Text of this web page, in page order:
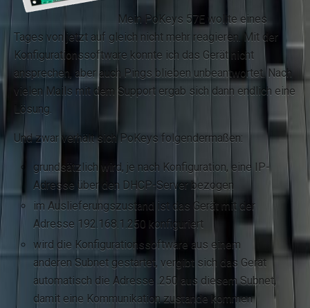
Mein PoKeys 57E wollte eines
Tages von jetzt auf gleich nicht mehr reagieren. Mit der
Konfigurationssoftware konnte ich das Gerät nicht
ansprechen, aber auch Pings blieben unbeantwortet. Nach
vielen Mails mit dem Support ergab sich dann endlich eine
Lösung.
Und zwar verhält sich PoKeys folgendermaßen:
grundsätzlich wird, je nach Konfiguration, eine IP-
Adresse über den DHCP-Server bezogen
im Auslieferungszustand ist das Gerät mit der
Adresse 192.168.1.250 konfiguriert
wird die Konfigurationssoftware aus einem
anderen Subnet gestartet, vergibt sich das Gerät
automatisch die Adresse .250 aus diesem Subnet,
damit eine Kommunikation zustande kommen